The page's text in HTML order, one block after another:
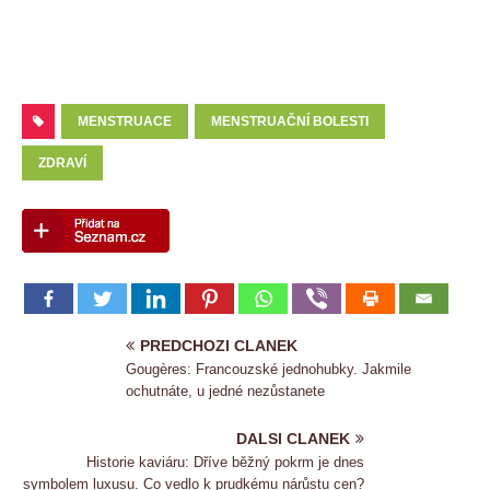
MENSTRUACE MENSTRUAČNÍ BOLESTI
ZDRAVÍ
PREDCHOZI CLANEK
Gougères: Francouzské jednohubky. Jakmile
ochutnáte, u jedné nezůstanete
DALSI CLANEK
Historie kaviáru: Dříve běžný pokrm je dnes
symbolem luxusu. Co vedlo k prudkému nárůstu cen?